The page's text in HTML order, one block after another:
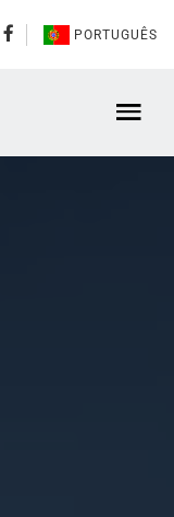
PORTUGUÊS